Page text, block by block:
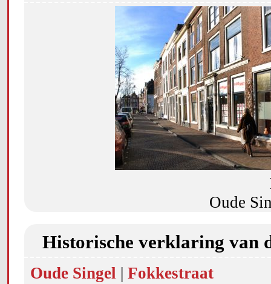
Oude
Historische verklaring van
Oude Singel | Fokkestraat